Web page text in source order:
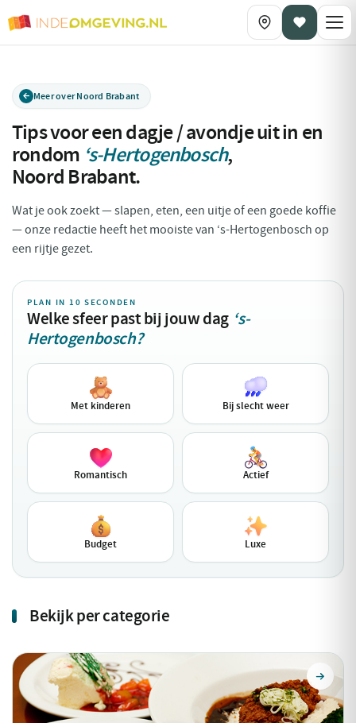
Meer over Noord Brabant
Tips voor een dagje / avondje uit in en
rondom ‘s-Hertogenbosch,
Noord Brabant.
Wat je ook zoekt — slapen, eten, een uitje of een goede koffie
— onze redactie heeft het mooiste van ‘s-Hertogenbosch op
een rijtje gezet.
PLAN IN 10 SECONDEN
Welke sfeer past bij jouw dag ‘s-
Hertogenbosch?
Met kinderen Bij slecht weer
Romantisch Actief
Budget Luxe
Bekijk per categorie